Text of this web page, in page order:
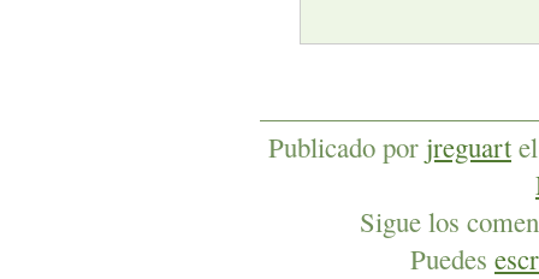
Publicado por jreguart
Sigue los
Puedes